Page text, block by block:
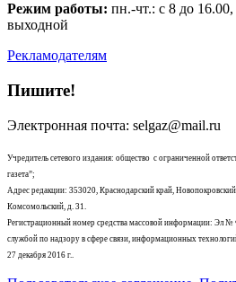
Режим работы: пн.-чт.: с 8 до
выходной
Рекламодателям
Пишите!
Электронная почта: selgaz@mail.ru
Учредитель сетевого издания: общество с ограниченной
газета”;
Адрес редакции: 353020, Краснодарский край, Новопокровский
Комсомольский, д. 31.
Регистрационный номер средства массовой информации: Эл
службой по надзору в сфере связи, информационных
27 декабря 2016 г..